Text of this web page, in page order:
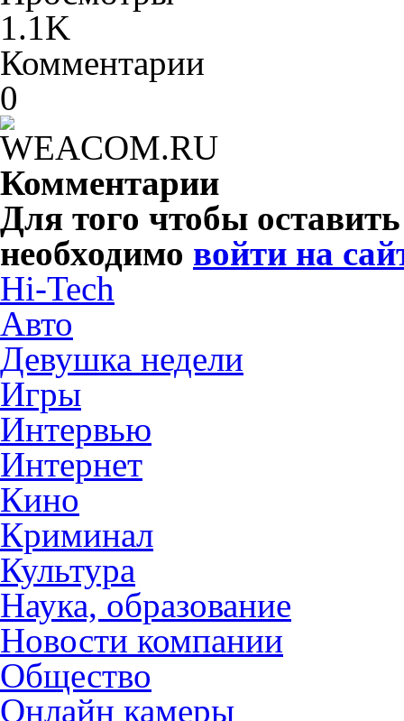
1.1K
Комментарии
0
Комментарии
Для того чтобы
необходимо войти на
Hi-Tech
Авто
Девушка недели
Игры
Интервью
Интернет
Кино
Криминал
Культура
Наука, образование
Новости компании
Общество
Онлайн камеры